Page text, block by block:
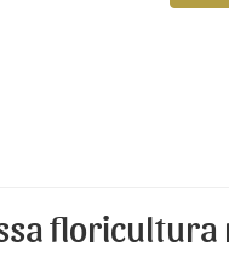
floricultura